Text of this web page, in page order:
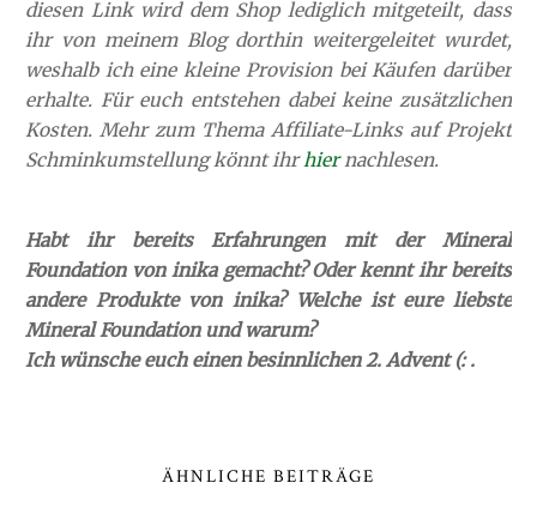
diesen Link wird dem Shop lediglich mitgeteilt, dass
ihr von meinem Blog dorthin weitergeleitet wurdet,
weshalb ich eine kleine Provision bei Käufen darüber
erhalte. Für euch entstehen dabei keine zusätzlichen
Kosten. Mehr zum Thema Affiliate-Links auf Projekt
Schminkumstellung könnt ihrhiernachlesen.
Habt ihr bereits Erfahrungen mit der Mineral
Foundation von inika gemacht? Oder kennt ihr bereits
andere Produkte von inika? Welche ist eure liebste
Mineral Foundation und warum?
Ich wünsche euch einen besinnlichen 2. Advent (: .
ÄHNLICHE BEITRÄGE